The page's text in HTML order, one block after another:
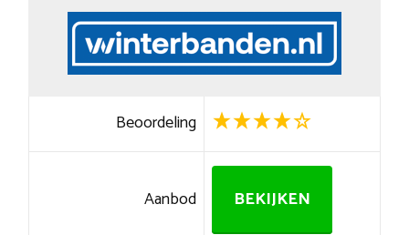
Beoordeling
Aanbod BEKIJKEN